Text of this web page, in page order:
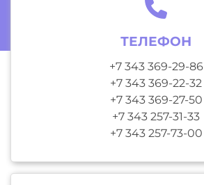
ТЕЛЕФОН
+7 343 369-29-86
+7 343 369-22-32
+7 343 369-27-50
+7 343 257-31-33
+7 343 257-73-00